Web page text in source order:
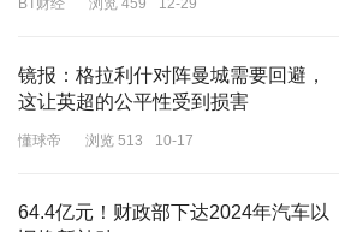
BT财经 浏览 459 12-29
镜报：格拉利什对阵曼城需要回避，
这让英超的公平性受到损害
懂球帝 浏览 513 10-17
64.4亿元！财政部下达2024年汽车以